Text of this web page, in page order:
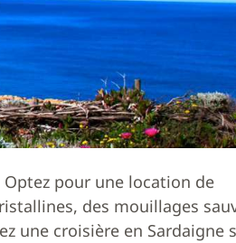
pour une location de
des mouillages
une croisière en Sardaigne